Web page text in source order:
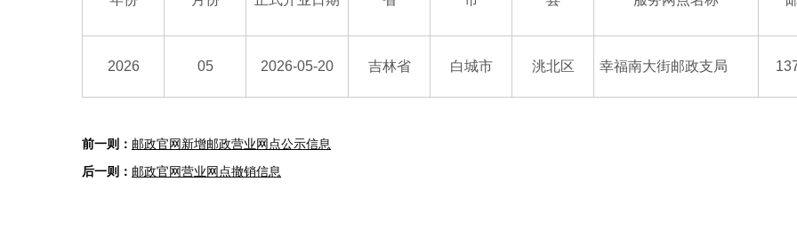
2026 05 2026-05-20 吉林省 白城市 洮北区 幸福南大街邮政支局
邮政官网新增邮政营业网点公示信息
邮政官网营业网点撤销信息